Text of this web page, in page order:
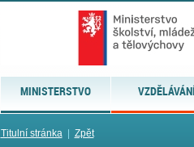
MINISTERSTVO
Titulní stránka| Zpět